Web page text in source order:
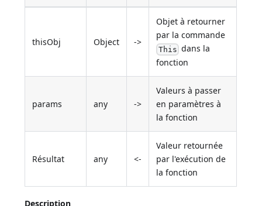
thisObj Object ->
Objet à retourner
par la commande
This dans la
fonction
params any ->
Valeurs à passer
en paramètres à
la fonction
Résultat any <-
Valeur retournée
par l'exécution de
la fonction
Description